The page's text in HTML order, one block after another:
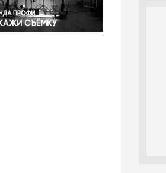
Экономика и бизнес